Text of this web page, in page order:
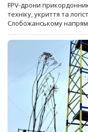
FPV-дрони
техніку, укриття та
Слобожанському